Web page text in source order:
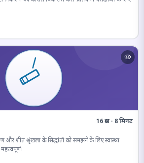
16 प्रश्न · 8 मिनट
और शीत श्रृंखला के सिद्धांतों को समझने के लिए स्वास्थ्य